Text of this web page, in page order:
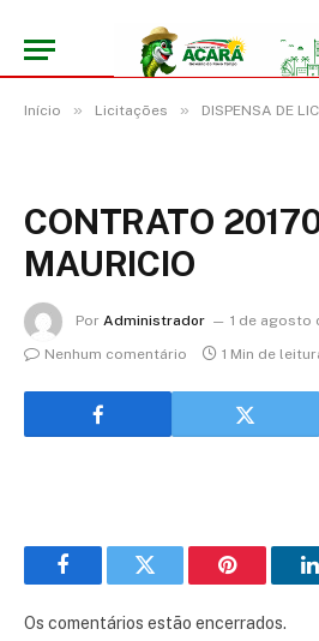
Início » Licitações » DISPENSA DE
CONTRATO
MAURICIO
Por Administrador
1 de agosto
Nenhum comentário
1 Min de
FacebookTwitter Pinterest
Os comentários estão encerrados.